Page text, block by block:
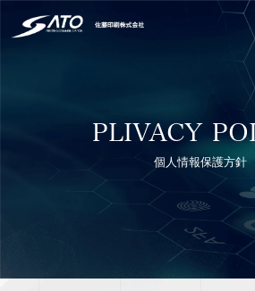
PLIVACY
個人情報保護方針